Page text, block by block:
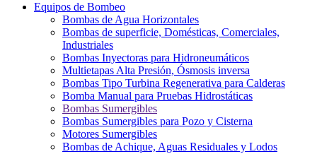
Equipos de Bombeo
Bombas de Agua Horizontales
Bombas de superficie, Domésticas, Comerciales,
Industriales
Bombas Inyectoras para Hidroneumáticos
Multietapas Alta Presión, Ósmosis inversa
Bombas Tipo Turbina Regenerativa para Calderas
Bomba Manual para Pruebas Hidrostáticas
Bombas Sumergibles
Bombas Sumergibles para Pozo y Cisterna
Motores Sumergibles
Bombas de Achique, Aguas Residuales y Lodos